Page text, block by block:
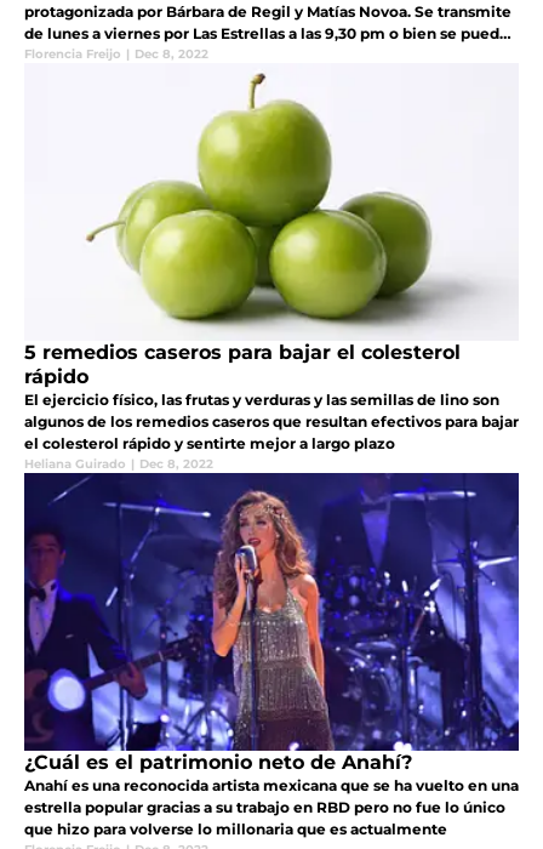
protagonizada por Bárbara de Regil y Matías Novoa. Se transmite
de lunes a viernes por Las Estrellas a las 9,30 pm o bien se puede
seguir vía streaming
Florencia Freijo | Dec 8, 2022
5 remedios caseros para bajar el colesterol
rápido
El ejercicio físico, las frutas y verduras y las semillas de lino son
algunos de los remedios caseros que resultan efectivos para bajar
el colesterol rápido y sentirte mejor a largo plazo
Heliana Guirado | Dec 8, 2022
¿Cuál es el patrimonio neto de Anahí?
Anahí es una reconocida artista mexicana que se ha vuelto en una
estrella popular gracias a su trabajo en RBD pero no fue lo único
que hizo para volverse lo millonaria que es actualmente